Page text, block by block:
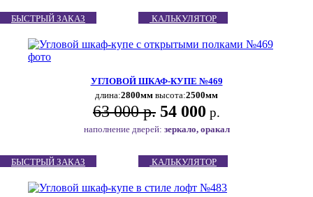
БЫСТРЫЙ ЗАКАЗ КАЛЬКУЛЯТОР
УГЛОВОЙ ШКАФ-КУПЕ №469
длина:2800мм высота:2500мм
63 000 р. 54 000 р.
наполнение дверей: зеркало, оракал
БЫСТРЫЙ ЗАКАЗ КАЛЬКУЛЯТОР